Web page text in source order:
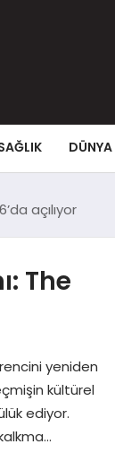
DÜNYA
açılıyor
The
yeniden
kültürel
ediyor.